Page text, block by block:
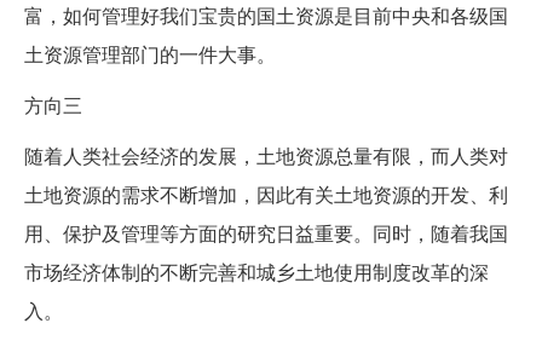
富，如何管理好我们宝贵的国土资源是目前中央和各级国
土资源管理部门的一件大事。
方向三
随着人类社会经济的发展，土地资源总量有限，而人类对
土地资源的需求不断增加，因此有关土地资源的开发、利
用、保护及管理等方面的研究日益重要。同时，随着我国
市场经济体制的不断完善和城乡土地使用制度改革的深
入。